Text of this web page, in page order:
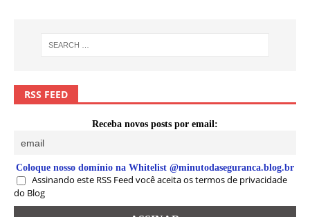
RSS FEED
Receba novos posts por email:
Coloque nosso domínio na Whitelist @minutodaseguranca.blog.br
Assinando este RSS Feed você aceita os termos de privacidade
do Blog